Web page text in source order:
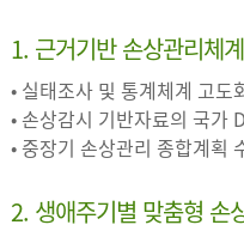
1. 근거기반 손상관리체
• 실태조사 및 통계체계 고도
• 손상감시 기반자료의 국가
• 중장기 손상관리 종합계획
2. 생애주기별 맞춤형 손